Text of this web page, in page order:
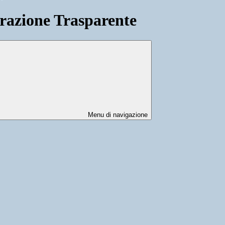
Trasparente
Menu di navigazione